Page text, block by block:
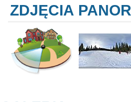
ZDJĘCIA